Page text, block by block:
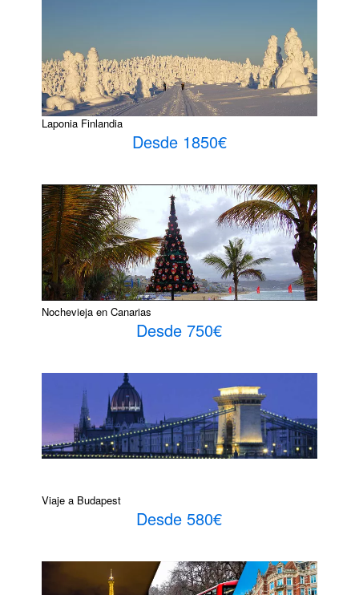
Laponia Finlandia
Desde 1850€
Nochevieja en Canarias
Desde 750€
Viaje a Budapest
Desde 580€